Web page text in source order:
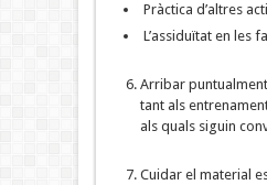
Pràctica d’altres
L’assiduïtat en les
Arribar
tant als
als quals siguin
Cuidar el material